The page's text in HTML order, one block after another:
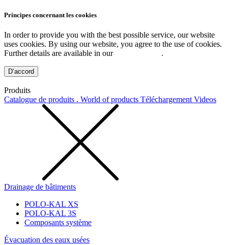
Principes concernant les cookies
In order to provide you with the best possible service, our website
uses cookies. By using our website, you agree to the use of cookies.
Further details are available in our
.
D’accord
Produits
Catalogue de produits . World of products Téléchargement Videos
Drainage de bâtiments
POLO-KAL XS
POLO-KAL 3S
Composants système
Évacuation des eaux usées